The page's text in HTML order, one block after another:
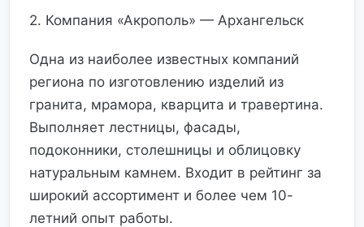
2. Компания «Акрополь» — Архангельск
Одна из наиболее известных компаний
региона по изготовлению изделий из
гранита, мрамора, кварцита и травертина.
Выполняет лестницы, фасады,
подоконники, столешницы и облицовку
натуральным камнем. Входит в рейтинг за
широкий ассортимент и более чем 10-
летний опыт работы.